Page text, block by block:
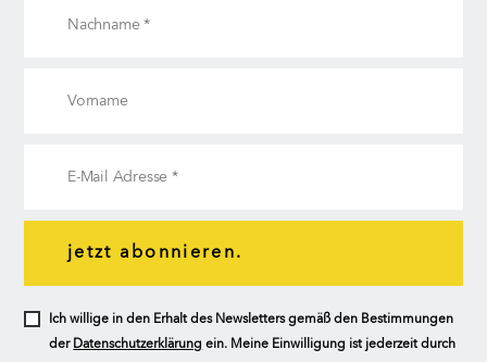
jetzt abonnieren.
Ich willige in den Erhalt des Newsletters gemäß den Bestimmungen
der Datenschutzerklärung ein. Meine Einwilligung ist jederzeit durch